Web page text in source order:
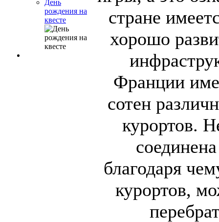
День
рождения на
квесте
стране
хорошо
Франции
сотен
курортов.
благодаря
курортов,